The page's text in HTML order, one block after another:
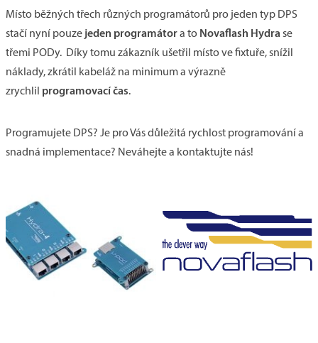
Místo běžných třech různých programátorů pro jeden typ DPS
stačí nyní pouze jeden programátora to Novaflash Hydrase
třemi PODy. Díky tomu zákazník ušetřil místo ve fixtuře, snížil
náklady, zkrátil kabeláž na minimum a výrazně
zrychlil programovací čas.
Programujete DPS? Je pro Vás důležitá rychlost programování a
snadná implementace? Neváhejte a kontaktujte nás!